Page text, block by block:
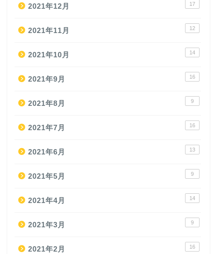
2021年12月 17
2021年11月 12
2021年10月 14
2021年9月 16
2021年8月 9
2021年7月 16
2021年6月 13
2021年5月 9
2021年4月 14
2021年3月 9
2021年2月 16